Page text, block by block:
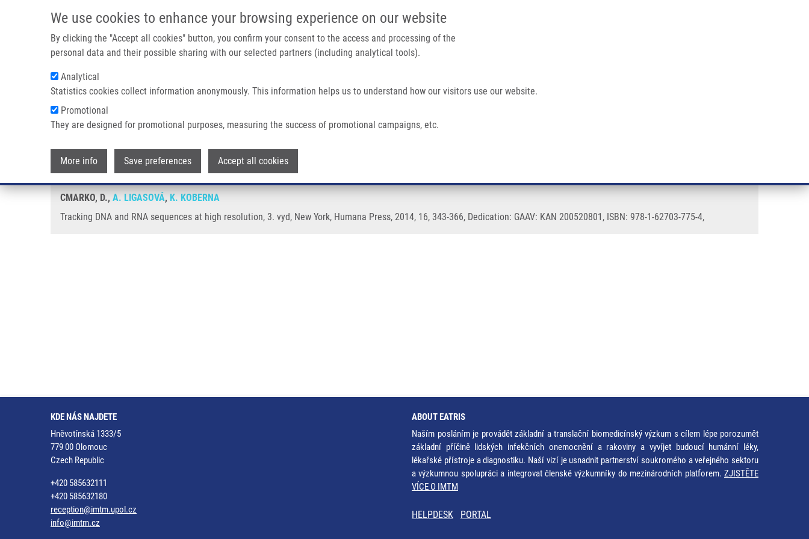
We use cookies to enhance your browsing experience on our website
By clicking the "Accept all cookies" button, you confirm your consent to the access and processing of the
personal data and their possible sharing with our selected partners (including analytical tools).
Analytical
Statistics cookies collect information anonymously. This information helps us to understand how our visitors use our website.
Promotional
They are designed for promotional purposes, measuring the success of promotional campaigns, etc.
More info Save preferences Accept all cookies
IMTM PORTÁL
Main navigation
Drobečková navigace
Domů Tracking DNA And RNA Sequences At High Resolution
Tracking DNA and RNA sequences at high resolution
CMARKO, D., A. LIGASOVÁ, K. KOBERNA
Tracking DNA and RNA sequences at high resolution, 3. vyd, New York, Humana Press, 2014, 16, 343-366, Dedication: GAAV: KAN 200520801, ISBN: 978-1-62703-775-4,
KDE NÁS NAJDETE
Hněvotínská 1333/5
779 00 Olomouc
Czech Republic
+420 585632111
+420 585632180
reception@imtm.upol.cz
info@imtm.cz
ABOUT EATRIS
Naším posláním je provádět základní a translační biomedicínský výzkum s cílem lépe porozumět
základní příčině lidských infekčních onemocnění a rakoviny a vyvíjet budoucí humánní léky,
lékařské přístroje a diagnostiku. Naší vizí je usnadnit partnerství soukromého a veřejného sektoru
a výzkumnou spolupráci a integrovat členské výzkumníky do mezinárodních platforem. ZJISTĚTE
VÍCE O IMTM
HELPDESK PORTAL